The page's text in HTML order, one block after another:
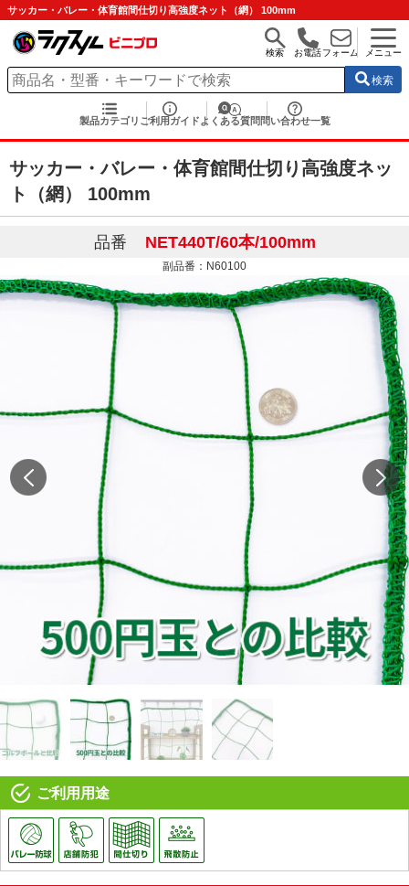
サッカー・バレー・体育館間仕切り高強度ネット（網） 100mm
検索 お電話フォーム メニュー
検索
製品カテゴリ ご利用ガイド よくある質問 問い合わせ一覧
サッカー・バレー・体育館間仕切り高強度ネッ
ト（網） 100mm
品番 NET440T/60本/100mm
副品番：N60100
ご利用用途